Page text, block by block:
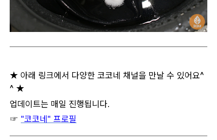
★ 아래 링크에서 다양한 코코네 채널을 만날 수 있어요^
^ ★
업데이트는 매일 진행됩니다.
☞ "코코네" 프로필